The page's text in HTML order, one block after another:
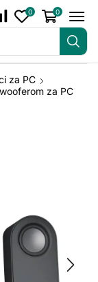
0 0
za PC
za PC